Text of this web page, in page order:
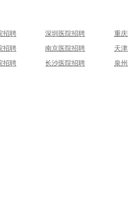
招聘 深圳医院招聘
重
招聘 南京医院招聘
天
招聘 长沙医院招聘 泉